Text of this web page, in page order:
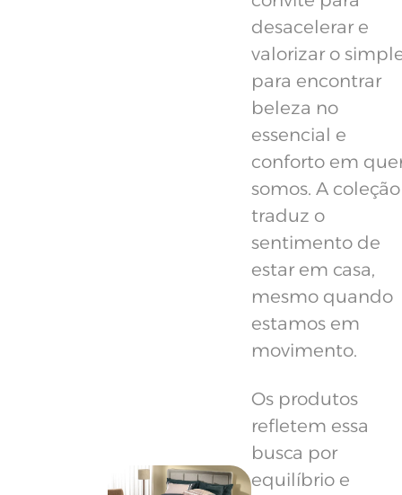
desacelerar e
valorizar o
para encontrar
beleza no
essencial e
conforto em
somos. A coleção
traduz o
sentimento de
estar em casa,
mesmo quando
estamos em
movimento.
Os produtos
refletem essa
busca por
equilíbrio e